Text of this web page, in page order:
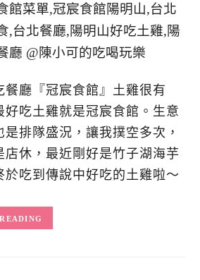
餐廳『冠宸食館』土雞很有
好吃土雞就是冠宸食館。生意
排隊盛況，讓我撲空多次，
店休，最近剛好是竹子湖海芋
於吃到傳說中好吃的土雞啦～